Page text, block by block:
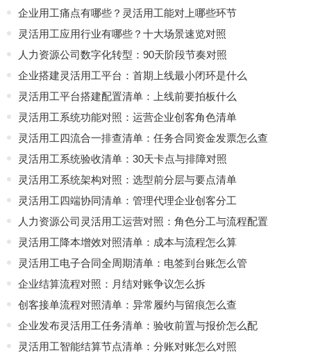
企业用工痛点有哪些？灵活用工能对上哪些环节
灵活用工应用行业有哪些？十大场景速览对照
人力资源公司数字化转型：90天阶段节奏对照
企业搭建灵活用工平台：首期上线最小闭环是什么
灵活用工平台搭建配置清单：上线前要拍板什么
灵活用工系统功能对照：运营企业创客角色清单
灵活用工四流合一排查清单：任务合同资金发票怎么查
灵活用工系统验收清单：30天卡点与排障对照
灵活用工系统架构对照：选型前分层与要点清单
灵活用工四端协同清单：管理代理企业创客分工
人力资源公司灵活用工运营对照：角色分工与流程配置
灵活用工降本增效对照清单：成本与流程怎么算
灵活用工电子合同全周期清单：电签到台账怎么管
企业结算流程对照：月结对账争议怎么拆
创客接单流程对照清单：异常履约与留痕怎么查
企业发布灵活用工任务清单：验收前置与报价怎么配
灵活用工智能结算节点清单：分账对账怎么对照